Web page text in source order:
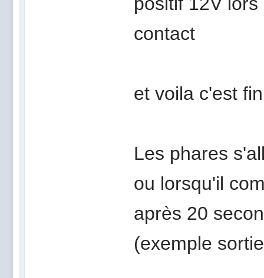
contact
et voila c'est
Les phares
ou lorsqu'il
après 20
(exemple